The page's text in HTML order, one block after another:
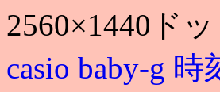
2560×1440ド
casio baby-g 時